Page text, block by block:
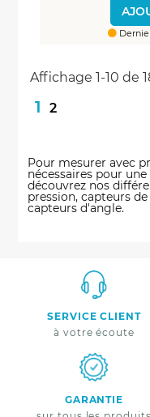
Affichage 1-10 de
12
Pour mesurer avec
nécessaires pour
découvrez nos
pression, capteurs
capteurs d'angle.
SERVICE CLIENT
à votre écoute
GARANTIE